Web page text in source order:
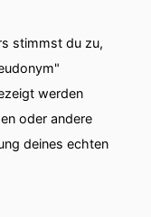
stimmst du zu,
werden
oder andere
deines echten